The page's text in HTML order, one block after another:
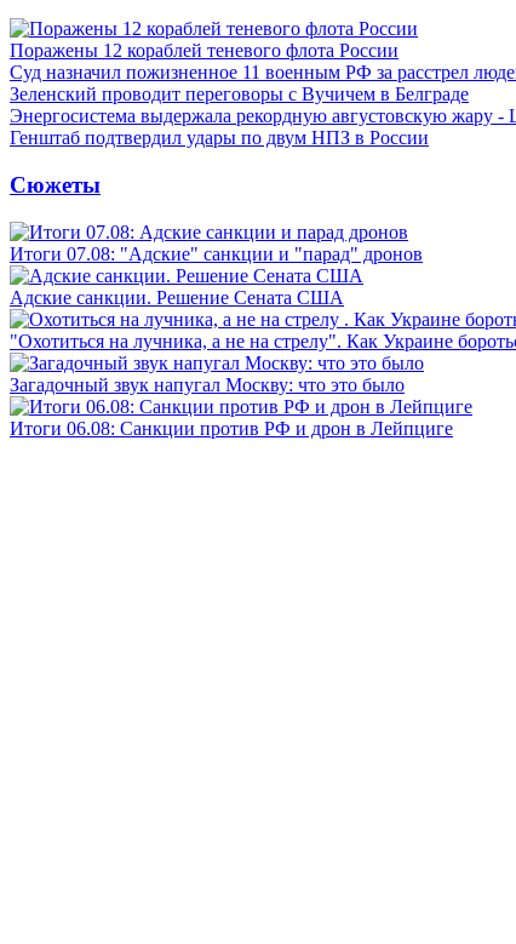
Поражены 12 кораблей теневого флота России
Суд назначил пожизненное 11 военным РФ за расстрел
Зеленский проводит переговоры с Вучичем в Белграде
Энергосистема выдержала рекордную августовскую жару
Генштаб подтвердил удары по двум НПЗ в России
Сюжеты
Итоги 07.08: "Адские" санкции и "парад" дронов
Адские санкции. Решение Сената США
"Охотиться на лучника, а не на стрелу". Как Украине
Загадочный звук напугал Москву: что это было
Итоги 06.08: Санкции против РФ и дрон в Лейпциге